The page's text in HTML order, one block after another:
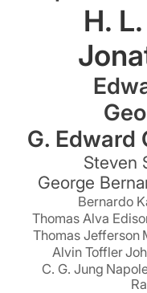
H.
G. Edward
Steven
George
Bernardo
Thomas Alva
Thomas Jefferson
Alvin Toffler
C. G. Jung